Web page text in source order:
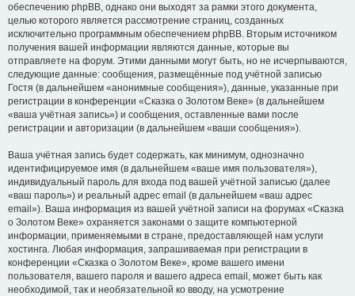
обеспечению phpBB, однако они выходят за рамки этого документа,
целью которого является рассмотрение страниц, созданных
исключительно программным обеспечением phpBB. Вторым источником
получения вашей информации являются данные, которые вы
отправляете на форум. Этими данными могут быть, но не исчерпываются,
следующие данные: сообщения, размещённые под учётной записью
Гостя (в дальнейшем «анонимные сообщения»), данные, указанные при
регистрации в конференции «Сказка о Золотом Веке» (в дальнейшем
«ваша учётная запись») и сообщения, оставленные вами после
регистрации и авторизации (в дальнейшем «ваши сообщения»).
Ваша учётная запись будет содержать, как минимум, однозначно
идентифицируемое имя (в дальнейшем «ваше имя пользователя»),
индивидуальный пароль для входа под вашей учётной записью (далее
«ваш пароль») и реальный адрес email (в дальнейшем «ваш адрес
email»). Ваша информация из вашей учётной записи на форумах «Сказка
о Золотом Веке» охраняется законами о защите компьютерной
информации, применяемыми в стране, предоставляющей нам услуги
хостинга. Любая информация, запрашиваемая при регистрации в
конференции «Сказка о Золотом Веке», кроме вашего имени
пользователя, вашего пароля и вашего адреса email, может быть как
необходимой, так и необязательной ко вводу, на усмотрение